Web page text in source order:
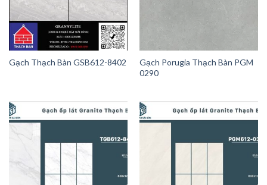
Gạch Thạch Bàn GSB612-8402
Gạch Porugia Thạch Bàn PGM
0290